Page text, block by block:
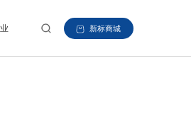
新标商城